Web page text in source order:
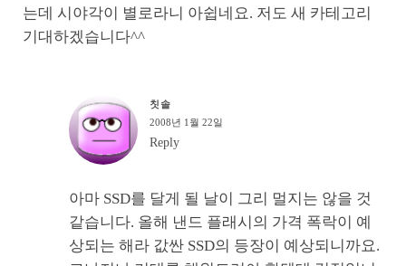
는데 시야각이 별로라니 아쉽네요. 저도 새 카테고리
기대하겠습니다^^
칫솔
2008년 1월 22일
Reply
아마 SSD를 달게 될 날이 그리 멀지는 않을 것
같습니다. 올해 낸드 플래시의 가격 폭락이 예
상되는 해라 값싼 SSD의 등장이 예상되니까요.